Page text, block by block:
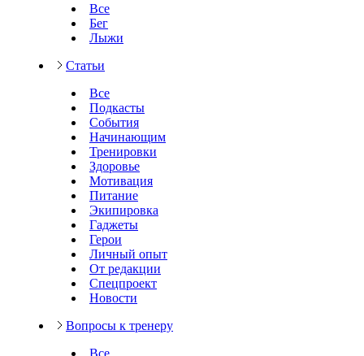
Все
Бег
Лыжи
Статьи
Все
Подкасты
События
Начинающим
Тренировки
Здоровье
Мотивация
Питание
Экипировка
Гаджеты
Герои
Личный опыт
От редакции
Спецпроект
Новости
Вопросы к тренеру
Все